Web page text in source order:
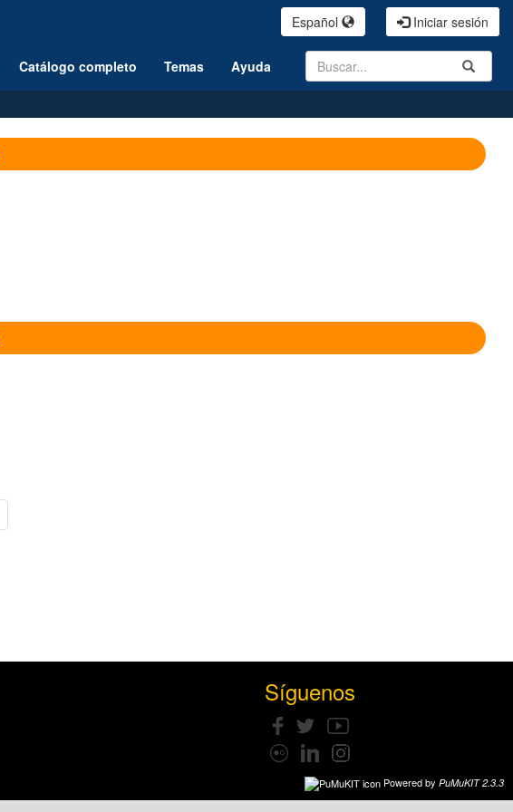
Iniciar sesión
Español
Search Submit
Catálogo completo Temas Ayuda
Síguenos
Powered by PuMuKIT 2.3.3